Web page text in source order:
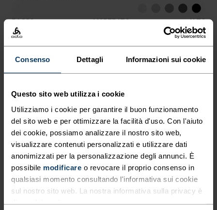
Consenso Dettagli Informazioni sui cookie
Questo sito web utilizza i cookie
Utilizziamo i cookie per garantire il buon funzionamento
del sito web e per ottimizzare la facilità d'uso. Con l'aiuto
dei cookie, possiamo analizzare il nostro sito web,
visualizzare contenuti personalizzati e utilizzare dati
anonimizzati per la personalizzazione degli annunci. È
possibile modificare o revocare il proprio consenso in
qualsiasi momento consultando l'informativa sui cookie
sul nostro sito web. La nostra informativa sulla privacy è
BASSO MODERATO ALTO
TIPO DI ATTIVITÀ
QUALSIASI COSA ALTA INTENSITÀ
CARATTERISTICHE DEL TESSUTO
SINTETICO
MERINO
Sintetico - sensazione seconda pelle - elastico,
eccezionalmente leggero, eccellente trasporto
dell'umidità, aiuta a regolare la temperatura corporea,
asciuga più velocemente delle fibre naturali e ha una
maggiore durabilità.